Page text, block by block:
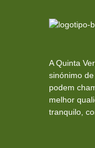
A Quinta
sinónimo
podem
melhor
tranquilo,